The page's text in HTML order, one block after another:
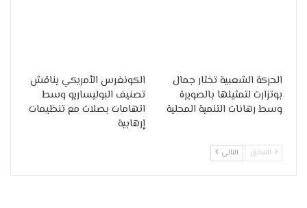
الحركة الشعبية تختار جمال
بوتزارت لتمثيلها بالصويرة
وسط رهانات التنمية المحلية
الكونغرس الأمريكي يناقش
تصنيف البوليساريو وسط
اتهامات بصلات مع تنظيمات
إرهابية
السابق التالي